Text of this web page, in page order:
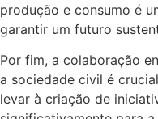
produção e consumo é
garantir um futuro
Por fim, a colaboração
a sociedade civil é
levar à criação de